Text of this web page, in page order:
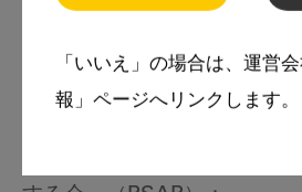
「いいえ」の場合は、運営
報」ページへリンクします。
2018年 同大学院修了 PhD